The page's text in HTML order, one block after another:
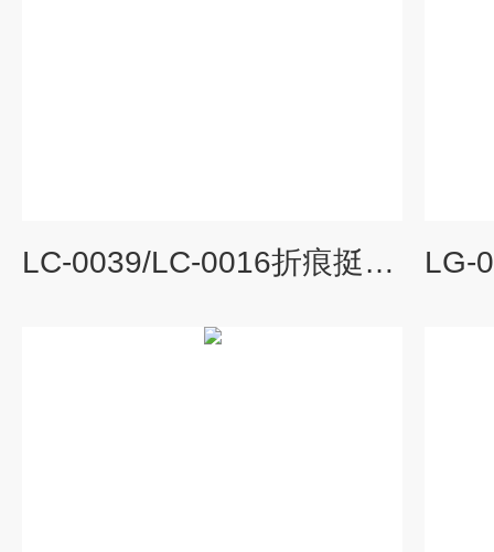
LC-0039/LC-0016折痕挺度仪/折痕挺度切刀